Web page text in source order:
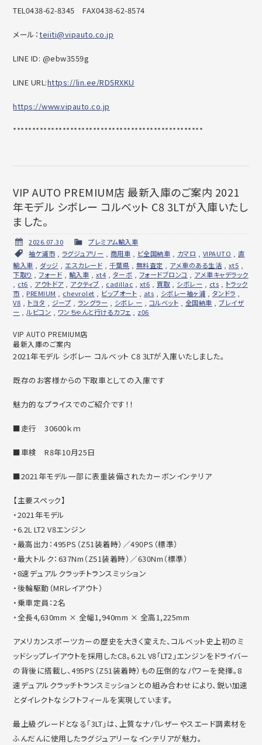
TEL0438-62-8345 FAX0438-62-8574
メール：teiiti@vipauto.co.jp
LINE ID: @ebw3559g
LINE URL:https://lin.ee/RD5RXKU
https://www.vipauto.co.jp
**************************************************
VIP AUTO PREMIUM店 最新入庫のご案内 2021
年モデル シボレー コルベット C8 3LTが入庫いたし
ました。
2026.07.30
プレミアム輸入車
袖ケ浦市 , ラグジュアリー , 商用車 , ビ全国納車 , カマロ , VIPAUTO , 直
輸入車 , ダッジ , エスカレード , 千葉県 , 無料査定 , アメ車のある生活 , xt5 ,
下取り ,フォード , 輸入車 , xt4 , ターボ , フォードブロンコ , アメ車キャデラック
, ct6 , アウトドア, アクティブ , cadillac , xt6 , 買取 , シボレー , cts , トラック
市 , PREMIUM , chevrolet , ビップオート , ats , シボレー袖ヶ浦 , タンドラ ,
V8 , トヨタ , ジープ , ラングラー , シボレ ー , コルベット , 全国納車 ,ブレイザ
ー ,ルビコン , ワンちゃんと行けるカフェ , z06
VIP AUTO PREMIUM店
最新入庫のご案内
2021年モデル シボレー コルベット C8 3LTが入庫いたしました。
既存のお客様からの下取車としての入庫です
魅力的なプライスでのご紹介です！！
■走行 30600ｋｍ
■車検 R8年10月25日
■2021年モデル一部に表重装備されたカーボンインテリア
【主要スペック】
・2021年モデル
・6.2L LT2 V8エンジン
・最高出力：495PS（Z51装着時）／490PS（標準）
・最大トルク：637Nm（Z51装着時）／630Nm（標準）
・8速デュアルクラッチトランスミッション
・後輪駆動（MRレイアウト）
・乗車定員：2名
・全長4,630mm × 全幅1,940mm × 全高1,225mm
アメリカンスポーツカーの歴史を大きく変えた、 コルベット史上初のミ
ッドシップレイアウトを採用したC8。6.2L V8「LT2」エンジンをドライバー
の背後に搭載し、495PS（Z51装着時）もの圧倒的なパワーを発揮。8
速デュアルクラッチトランスミッションとの組み合わせにより、 鋭い加速
とダイレクトなシフトフィールを実現しています。
最上級グレードとなる「3LT」は、 上質なナパレザーやスエード調素材を
ふんだんに使用したラグジュアリーなインテリアが魅力。